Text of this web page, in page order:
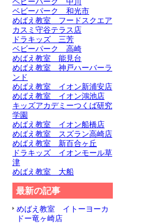
ベビーパーク 和光市
めばえ教室 フードスクエア
カスミ守谷テラス店
ドラキッズ 三芳
ベビーパーク 高崎
めばえ教室 能見台
めばえ教室 神戸ハーバーラ
ンド
めばえ教室 イオン新浦安店
めばえ教室 イオン鴻池店
キッズアカデミーつくば研究
学園
めばえ教室 イオン船橋店
めばえ教室 スズラン高崎店
めばえ教室 新百合ヶ丘
ドラキッズ イオンモール草
津
めばえ教室 大船
最新の記事
めばえ教室 イトーヨーカ
ドー竜ヶ崎店